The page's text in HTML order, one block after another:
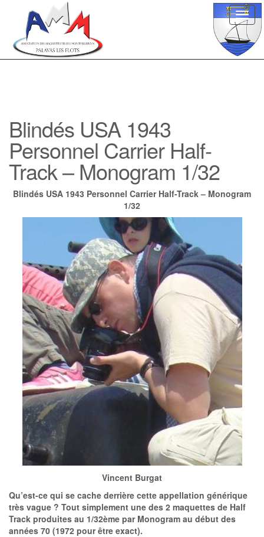
Blindés USA 1943
Personnel Carrier Half-
Track – Monogram 1/32
Blindés USA 1943 Personnel Carrier Half-Track – Monogram
1/32
Vincent Burgat
Qu’est-ce qui se cache derrière cette appellation générique
très vague ? Tout simplement une des 2 maquettes de Half
Track produites au 1/32ème par Monogram au début des
années 70 (1972 pour être exact).